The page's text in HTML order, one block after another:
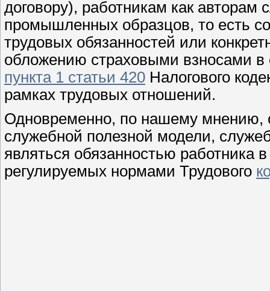
договору), работникам как
промышленных образцов, то есть
трудовых обязанностей или
обложению страховыми взносами в
пункта 1 статьи 420 Налогового
рамках трудовых отношений.
Одновременно, по нашему мнению,
служебной полезной модели,
являться обязанностью работника
регулируемых нормами Трудового